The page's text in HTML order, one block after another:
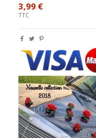
3,99 €
TTC